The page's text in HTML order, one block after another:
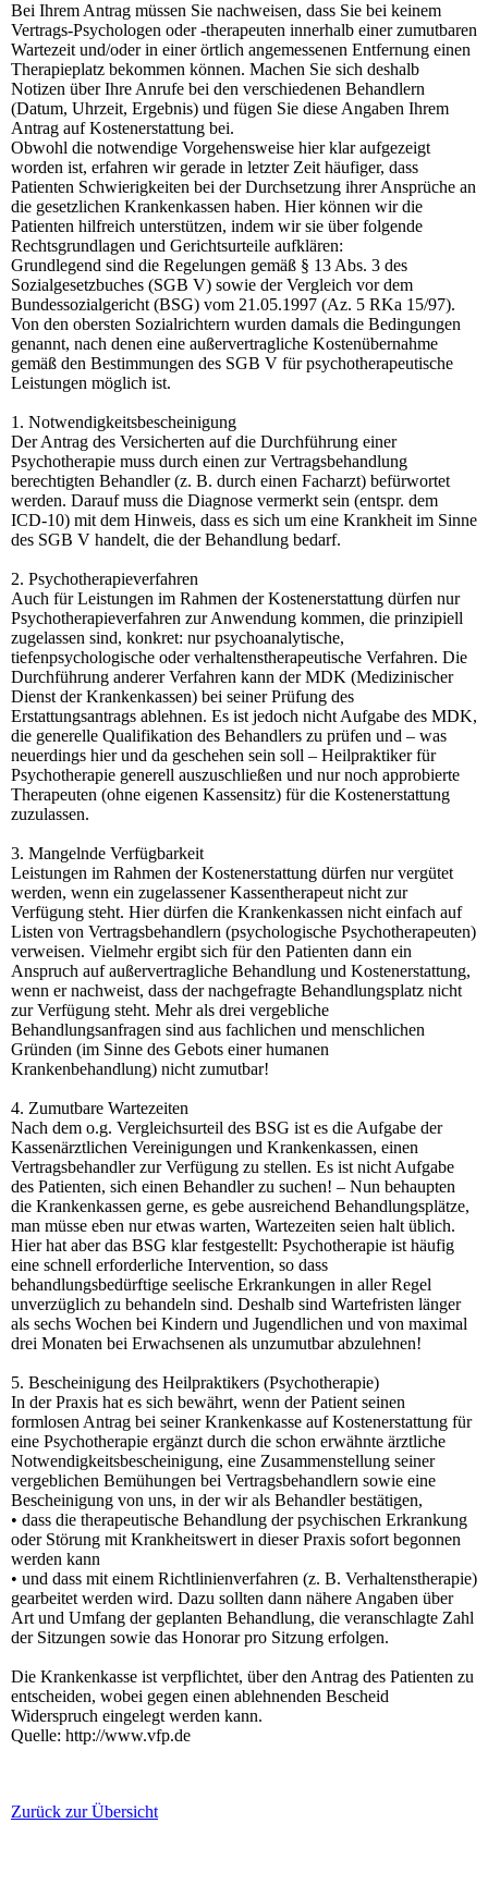
Bei Ihrem Antrag müssen Sie nachweisen, dass Sie bei keinem
Vertrags-Psychologen oder -therapeuten innerhalb einer zumutbaren
Wartezeit und/oder in einer örtlich angemessenen Entfernung einen
Therapieplatz bekommen können. Machen Sie sich deshalb
Notizen über Ihre Anrufe bei den verschiedenen Behandlern
(Datum, Uhrzeit, Ergebnis) und fügen Sie diese Angaben Ihrem
Antrag auf Kostenerstattung bei.
Obwohl die notwendige Vorgehensweise hier klar aufgezeigt
worden ist, erfahren wir gerade in letzter Zeit häufiger, dass
Patienten Schwierigkeiten bei der Durchsetzung ihrer Ansprüche an
die gesetzlichen Krankenkassen haben. Hier können wir die
Patienten hilfreich unterstützen, indem wir sie über folgende
Rechtsgrundlagen und Gerichtsurteile aufklären:
Grundlegend sind die Regelungen gemäß § 13 Abs. 3 des
Sozialgesetzbuches (SGB V) sowie der Vergleich vor dem
Bundessozialgericht (BSG) vom 21.05.1997 (Az. 5 RKa 15/97).
Von den obersten Sozialrichtern wurden damals die Bedingungen
genannt, nach denen eine außervertragliche Kostenübernahme
gemäß den Bestimmungen des SGB V für psychotherapeutische
Leistungen möglich ist.
1. Notwendigkeitsbescheinigung
Der Antrag des Versicherten auf die Durchführung einer
Psychotherapie muss durch einen zur Vertragsbehandlung
berechtigten Behandler (z. B. durch einen Facharzt) befürwortet
werden. Darauf muss die Diagnose vermerkt sein (entspr. dem
ICD-10) mit dem Hinweis, dass es sich um eine Krankheit im Sinne
des SGB V handelt, die der Behandlung bedarf.
2. Psychotherapieverfahren
Auch für Leistungen im Rahmen der Kostenerstattung dürfen nur
Psychotherapieverfahren zur Anwendung kommen, die prinzipiell
zugelassen sind, konkret: nur psychoanalytische,
tiefenpsychologische oder verhaltenstherapeutische Verfahren. Die
Durchführung anderer Verfahren kann der MDK (Medizinischer
Dienst der Krankenkassen) bei seiner Prüfung des
Erstattungsantrags ablehnen. Es ist jedoch nicht Aufgabe des MDK,
die generelle Qualifikation des Behandlers zu prüfen und – was
neuerdings hier und da geschehen sein soll – Heilpraktiker für
Psychotherapie generell auszuschließen und nur noch approbierte
Therapeuten (ohne eigenen Kassensitz) für die Kostenerstattung
zuzulassen.
3. Mangelnde Verfügbarkeit
Leistungen im Rahmen der Kostenerstattung dürfen nur vergütet
werden, wenn ein zugelassener Kassentherapeut nicht zur
Verfügung steht. Hier dürfen die Krankenkassen nicht einfach auf
Listen von Vertragsbehandlern (psychologische Psychotherapeuten)
verweisen. Vielmehr ergibt sich für den Patienten dann ein
Anspruch auf außervertragliche Behandlung und Kostenerstattung,
wenn er nachweist, dass der nachgefragte Behandlungsplatz nicht
zur Verfügung steht. Mehr als drei vergebliche
Behandlungsanfragen sind aus fachlichen und menschlichen
Gründen (im Sinne des Gebots einer humanen
Krankenbehandlung) nicht zumutbar!
4. Zumutbare Wartezeiten
Nach dem o.g. Vergleichsurteil des BSG ist es die Aufgabe der
Kassenärztlichen Vereinigungen und Krankenkassen, einen
Vertragsbehandler zur Verfügung zu stellen. Es ist nicht Aufgabe
des Patienten, sich einen Behandler zu suchen! – Nun behaupten
die Krankenkassen gerne, es gebe ausreichend Behandlungsplätze,
man müsse eben nur etwas warten, Wartezeiten seien halt üblich.
Hier hat aber das BSG klar festgestellt: Psychotherapie ist häufig
eine schnell erforderliche Intervention, so dass
behandlungsbedürftige seelische Erkrankungen in aller Regel
unverzüglich zu behandeln sind. Deshalb sind Wartefristen länger
als sechs Wochen bei Kindern und Jugendlichen und von maximal
drei Monaten bei Erwachsenen als unzumutbar abzulehnen!
5. Bescheinigung des Heilpraktikers (Psychotherapie)
In der Praxis hat es sich bewährt, wenn der Patient seinen
formlosen Antrag bei seiner Krankenkasse auf Kostenerstattung für
eine Psychotherapie ergänzt durch die schon erwähnte ärztliche
Notwendigkeitsbescheinigung, eine Zusammenstellung seiner
vergeblichen Bemühungen bei Vertragsbehandlern sowie eine
Bescheinigung von uns, in der wir als Behandler bestätigen,
• dass die therapeutische Behandlung der psychischen Erkrankung
oder Störung mit Krankheitswert in dieser Praxis sofort begonnen
werden kann
• und dass mit einem Richtlinienverfahren (z. B. Verhaltenstherapie)
gearbeitet werden wird. Dazu sollten dann nähere Angaben über
Art und Umfang der geplanten Behandlung, die veranschlagte Zahl
der Sitzungen sowie das Honorar pro Sitzung erfolgen.
Die Krankenkasse ist verpflichtet, über den Antrag des Patienten zu
entscheiden, wobei gegen einen ablehnenden Bescheid
Widerspruch eingelegt werden kann.
Quelle: http://www.vfp.de
Zurück zur Übersicht